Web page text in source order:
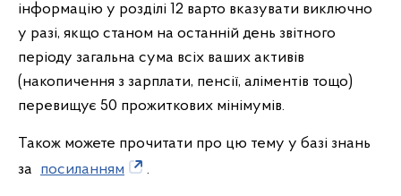
інформацію у розділі 12 варто вказувати виключно
у разі, якщо станом на останній день звітного
періоду загальна сума всіх ваших активів
(накопичення з зарплати, пенсії, аліментів тощо)
перевищує 50 прожиткових мінімумів.
Також можете прочитати про цю тему у базі знань
за посиланням .